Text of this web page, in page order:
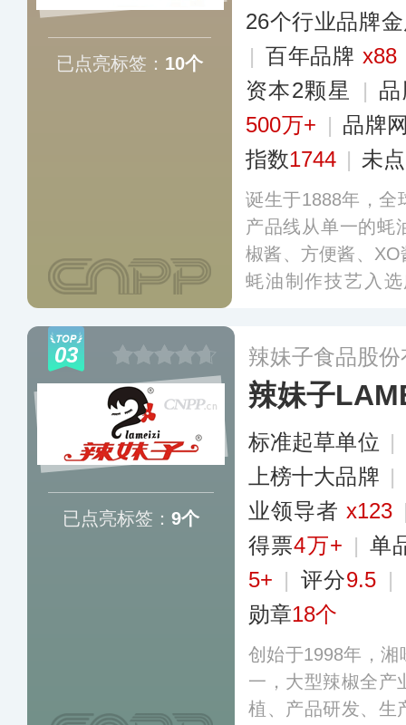
已点亮标签： 10个
26个行业品牌
| 百年品牌 x88
资本2颗星
|
500万+ | 品牌
指数1744 | 未
诞生于1888年，全
产品线从单一的蚝
椒酱、方便酱、
蚝油制作技艺入
产品已行销至全球
更多
03
已点亮标签： 9个
辣妹子食品股
辣妹子
标准起草单位 |
上榜十大品牌 |
业领导者 x123
得票4万+ | 单
5+ | 评分9.5 |
勋章18个
创始于1998年，
一，大型辣椒全产
植、产品研发、生